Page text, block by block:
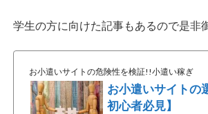
学生の方に向けた記事もあるので是非
お小遣いサイトの危険性を検証!!小遣い稼ぎ
お小遣いサイトの
初心者必見】